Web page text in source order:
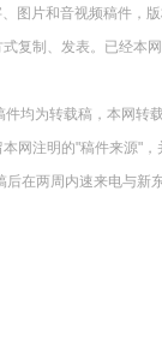
图片和音视频稿件，
复制、发表。已经本
均为转载稿，本网
网注明的"稿件来源"
在两周内速来电与新